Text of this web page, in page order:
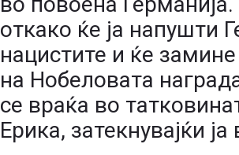
откако ќе ја напушти
нацистите и ќе
на Нобеловата
се враќа во
Ерика, затекнувајќи